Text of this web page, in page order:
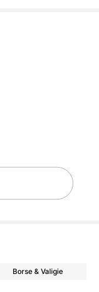
Borse & Valigie